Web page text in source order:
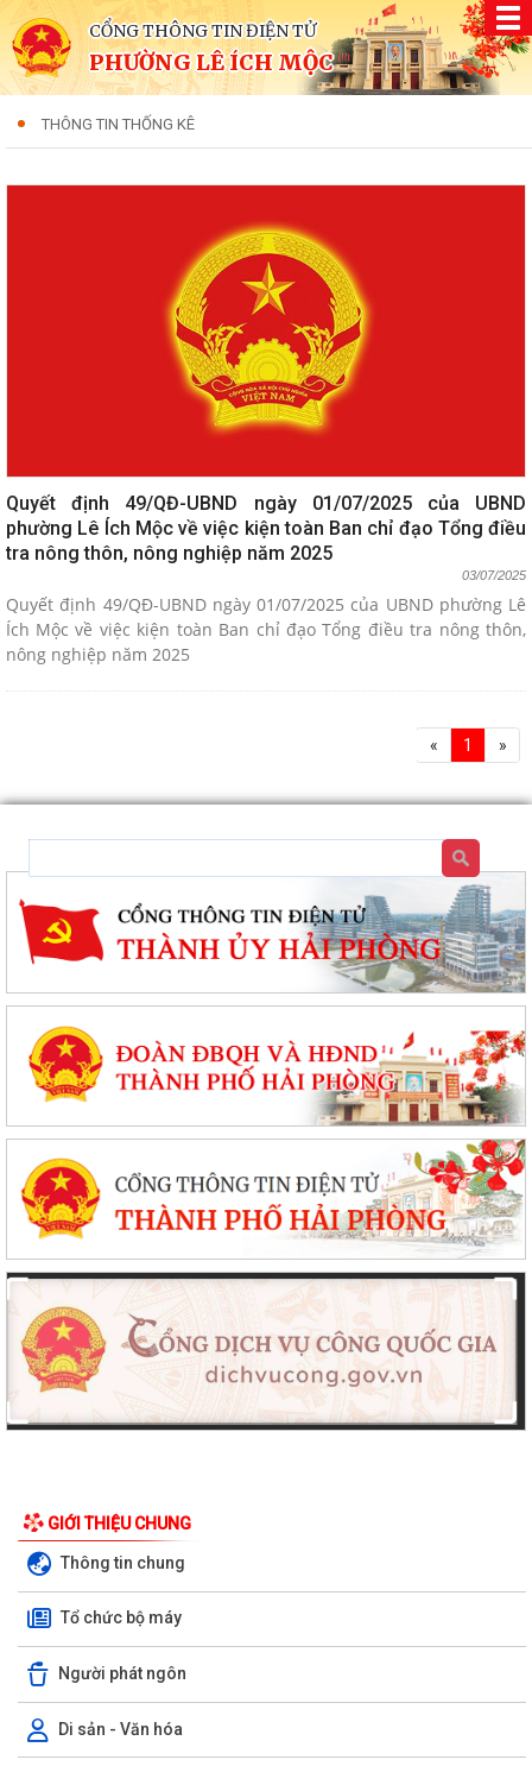
CỔNG THÔNG TIN ĐIỆN TỬ
PHƯỜNG LÊ ÍCH MỘC
THÔNG TIN THỐNG KÊ
Quyết định 49/QĐ-UBND ngày 01/07/2025 của UBND
phường Lê Ích Mộc về việc kiện toàn Ban chỉ đạo Tổng điều
tra nông thôn, nông nghiệp năm 2025
03/07/2025
Quyết định 49/QĐ-UBND ngày 01/07/2025 của UBND phường Lê
Ích Mộc về việc kiện toàn Ban chỉ đạo Tổng điều tra nông thôn,
nông nghiệp năm 2025
« 1 »
GIỚI THIỆU CHUNG
Thông tin chung
Tổ chức bộ máy
Người phát ngôn
Di sản - Văn hóa